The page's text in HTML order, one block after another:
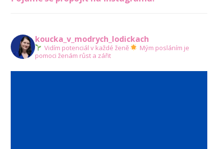
koucka_v_modrych_lodickach
Vidím potenciál v každé ženě
Mým posláním je
pomoci ženám růst a zářit